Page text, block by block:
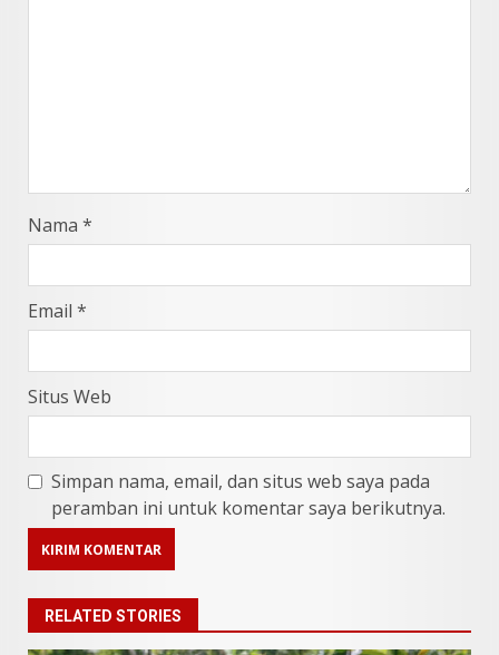
Nama *
Email *
Situs Web
Simpan nama, email, dan situs web saya pada
peramban ini untuk komentar saya berikutnya.
RELATED STORIES